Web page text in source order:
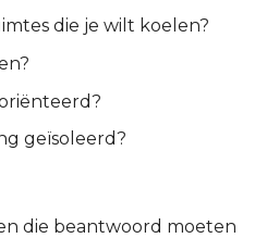
die je wilt koelen?
geïsoleerd?
die beantwoord moeten